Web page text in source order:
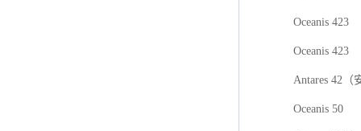
Oceanis 423
Oceanis 423
Antares 42（
Oceanis 50